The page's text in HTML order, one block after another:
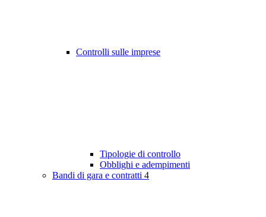
Controlli sulle imprese
Tipologie di controllo
Obblighi e adempimenti
Bandi di gara e contratti 4